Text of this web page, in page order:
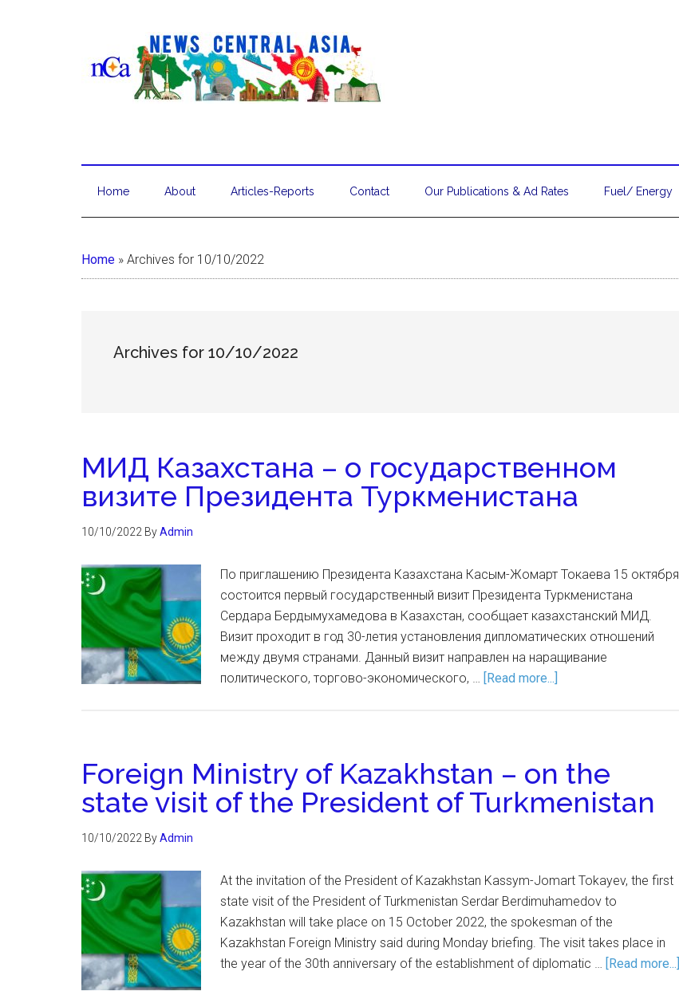
Home About Articles-Reports Contact Our Publications & Ad Rates Fuel/ Energy
Home » Archives for 10/10/2022
Archives for 10/10/2022
МИД Казахстана – о государственном
визите Президента Туркменистана
10/10/2022 ByAdmin
По приглашению Президента Казахстана Касым-Жомарт Токаева 15 октября
состоится первый государственный визит Президента Туркменистана
Сердара Бердымухамедова в Казахстан, сообщает казахстанский МИД.
Визит проходит в год 30-летия установления дипломатических отношений
между двумя странами. Данный визит направлен на наращивание
политического, торгово-экономического, … [Read more...]
Foreign Ministry of Kazakhstan – on the
state visit of the President of Turkmenistan
10/10/2022 ByAdmin
At the invitation of the President of Kazakhstan Kassym-Jomart Tokayev, the first
state visit of the President of Turkmenistan Serdar Berdimuhamedov to
Kazakhstan will take place on 15 October 2022, the spokesman of the
Kazakhstan Foreign Ministry said during Monday briefing. The visit takes place in
the year of the 30th anniversary of the establishment of diplomatic … [Read more...]